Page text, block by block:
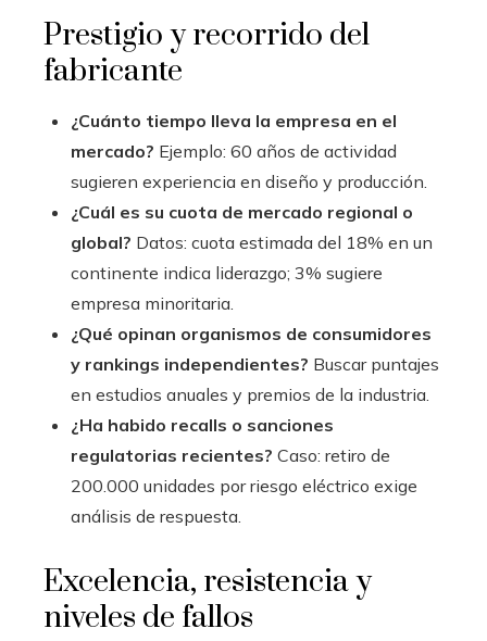
Prestigio y recorrido del
fabricante
¿Cuánto tiempo lleva la empresa en el
mercado? Ejemplo: 60 años de actividad
sugieren experiencia en diseño y producción.
¿Cuál es su cuota de mercado regional o
global? Datos: cuota estimada del 18% en un
continente indica liderazgo; 3% sugiere
empresa minoritaria.
¿Qué opinan organismos de consumidores
y rankings independientes? Buscar puntajes
en estudios anuales y premios de la industria.
¿Ha habido recalls o sanciones
regulatorias recientes? Caso: retiro de
200.000 unidades por riesgo eléctrico exige
análisis de respuesta.
Excelencia, resistencia y
niveles de fallos